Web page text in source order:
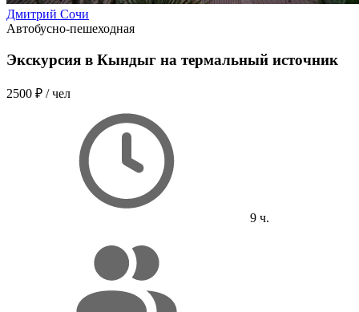
Дмитрий Сочи
Автобусно-пешеходная
Экскурсия в Кындыг на термальный источник
2500 ₽ / чел
9 ч.